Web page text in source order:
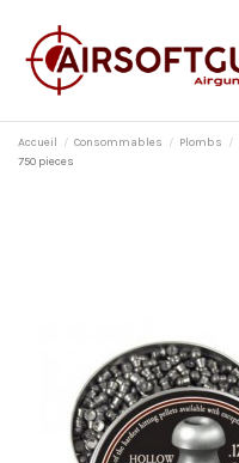
Accueil Consommables Plombs
750 pieces